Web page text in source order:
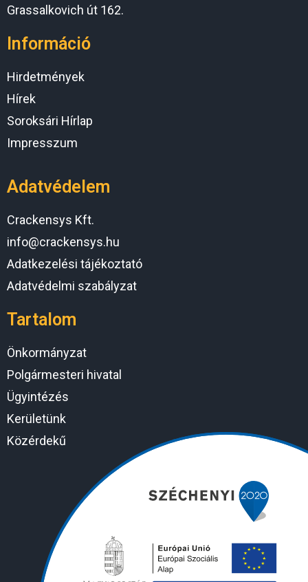
Grassalkovich út 162.
Információ
Hirdetmények
Hírek
Soroksári Hírlap
Impresszum
Adatvédelem
Crackensys Kft.
info@crackensys.hu
Adatkezelési tájékoztató
Adatvédelmi szabályzat
Tartalom
Önkormányzat
Polgármesteri hivatal
Ügyintézés
Kerületünk
Közérdekű